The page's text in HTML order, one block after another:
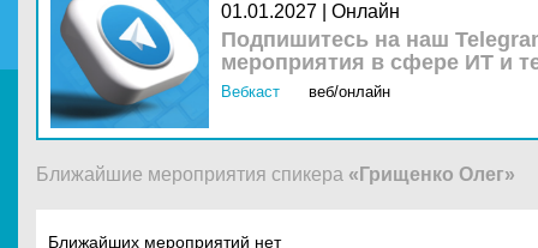
01.01.2027 | Онлайн
Подпишитесь на наш
мероприятия в сфере ИТ и
Вебкаст веб/онлайн
Ближайшие мероприятия спикера «Грищенко Олег»
Ближайших мероприятий нет